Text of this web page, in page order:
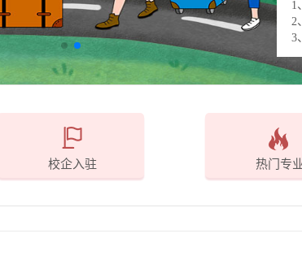
1
2
3
校企入驻 热门专